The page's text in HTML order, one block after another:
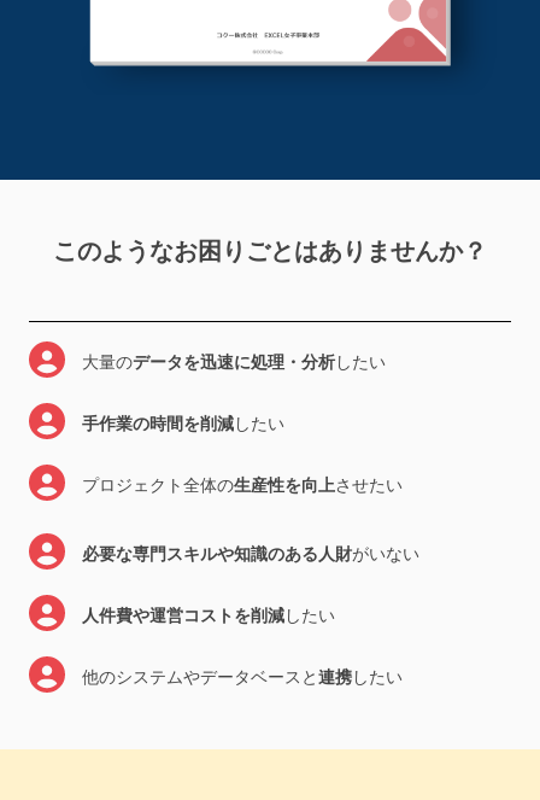
このようなお困りごとはありませんか？
大量のデータを迅速に処理・分析したい
手作業の時間を削減したい
プロジェクト全体の生産性を向上させたい
必要な専門スキルや知識のある人財がいない
人件費や運営コストを削減したい
他のシステムやデータベースと連携したい